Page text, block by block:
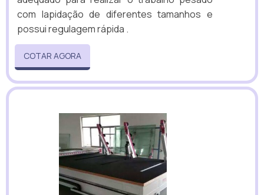
com lapidação de diferentes tamanhos e
possui regulagem rápida .
COTAR AGORA